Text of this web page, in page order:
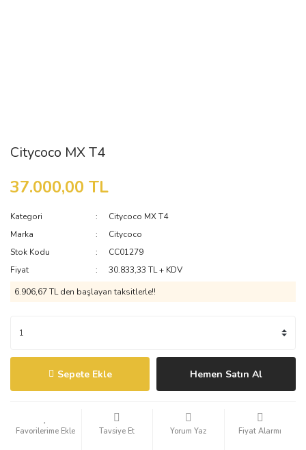
Citycoco MX T4
37.000,00 TL
Kategori
Citycoco MX T4
Marka
Citycoco
Stok Kodu
CC01279
Fiyat
30.833,33 TL + KDV
6.906,67 TL den başlayan taksitlerle!!
Sepete Ekle Hemen Satın Al
Tavsiye Et Yorum Yaz Fiyat Alarmı